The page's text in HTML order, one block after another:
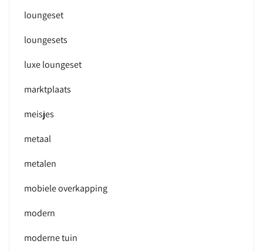
loungeset
loungesets
luxe loungeset
marktplaats
meisjes
metaal
metalen
mobiele overkapping
modern
moderne tuin